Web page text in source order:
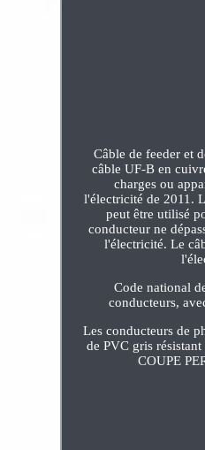
Câble de feeder et
câble UF-B en
charges ou
l'électricité de 2011.
peut être utilisé
conducteur ne
l'électricité. Le
Code national
conducteurs,
Les conducteurs de
de PVC gris
COUPE